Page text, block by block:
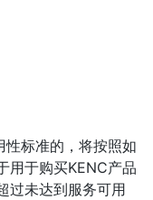
标准的，将按照如
用于购买KENC产品
过未达到服务可用